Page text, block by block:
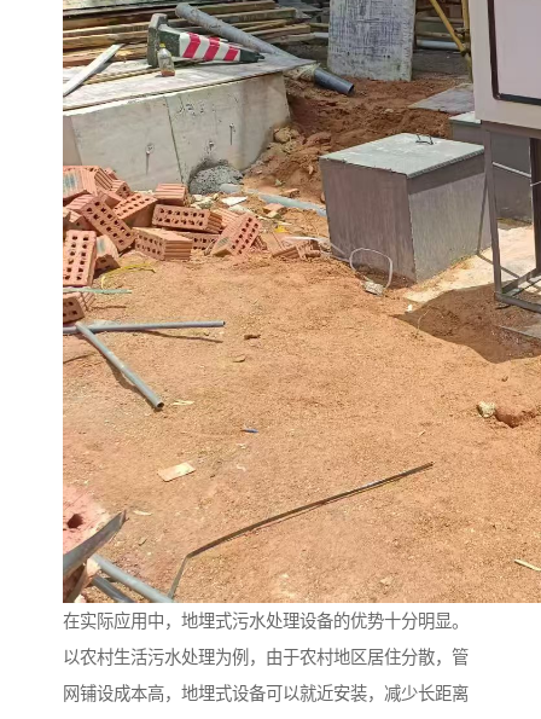
在实际应用中，地埋式污水处理设备的优势十分明显。
以农村生活污水处理为例，由于农村地区居住分散，管
网铺设成本高，地埋式设备可以就近安装，减少长距离